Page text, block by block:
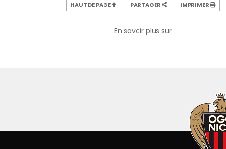
HAUT DE PAGE PARTAGER IMPRIMER
En savoir plus sur